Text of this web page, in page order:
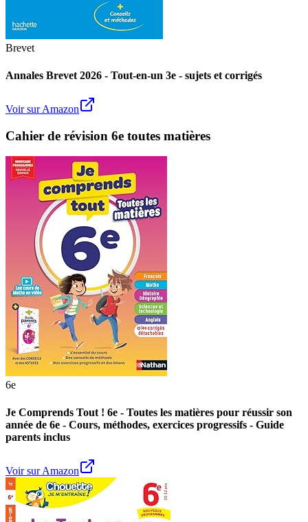
Brevet
Annales Brevet 2026 - Tout-en-un 3e - sujets et corrigés
Voir sur Amazon
Cahier de révision 6e toutes matières
6e
Je Comprends Tout ! 6e - Toutes les matières pour réussir son
année de 6e - Cours, méthodes, exercices progressifs - Guide
parents inclus
Voir sur Amazon